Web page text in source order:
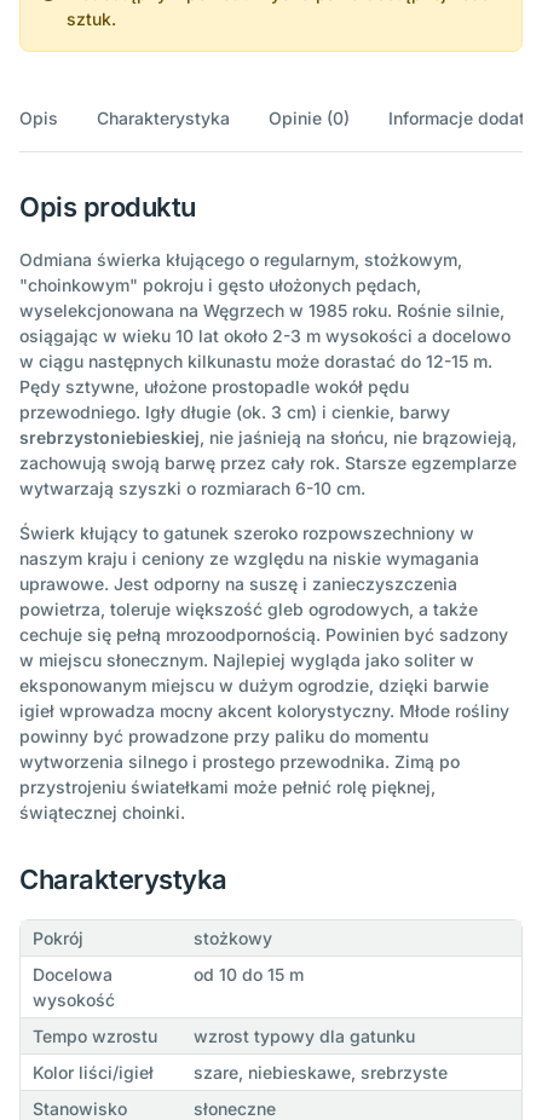
sztuk.
Opis Charakterystyka Opinie (0) Informacje
Opis produktu
Odmiana świerka kłującego o regularnym, stożkowym,
"choinkowym" pokroju i gęsto ułożonych pędach,
wyselekcjonowana na Węgrzech w 1985 roku. Rośnie silnie,
osiągając w wieku 10 lat około 2-3 m wysokości a docelowo
w ciągu następnych kilkunastu może dorastać do 12-15 m.
Pędy sztywne, ułożone prostopadle wokół pędu
przewodniego. Igły długie (ok. 3 cm) i cienkie, barwy
srebrzystoniebieskiej, nie jaśnieją na słońcu, nie brązowieją,
zachowują swoją barwę przez cały rok. Starsze egzemplarze
wytwarzają szyszki o rozmiarach 6-10 cm.
Świerk kłujący to gatunek szeroko rozpowszechniony w
naszym kraju i ceniony ze względu na niskie wymagania
uprawowe. Jest odporny na suszę i zanieczyszczenia
powietrza, toleruje większość gleb ogrodowych, a także
cechuje się pełną mrozoodpornością. Powinien być sadzony
w miejscu słonecznym. Najlepiej wygląda jako soliter w
eksponowanym miejscu w dużym ogrodzie, dzięki barwie
igieł wprowadza mocny akcent kolorystyczny. Młode rośliny
powinny być prowadzone przy paliku do momentu
wytworzenia silnego i prostego przewodnika. Zimą po
przystrojeniu światełkami może pełnić rolę pięknej,
świątecznej choinki.
Charakterystyka
Pokrój
stożkowy
Docelowa
wysokość
od 10 do 15 m
Tempo wzrostu
wzrost typowy dla gatunku
Kolor liści/igieł
szare, niebieskawe, srebrzyste
Stanowisko
słoneczne